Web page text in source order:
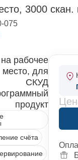
3000 скан.
075
на рабочее
место, для
СКУД
продукт
счёта